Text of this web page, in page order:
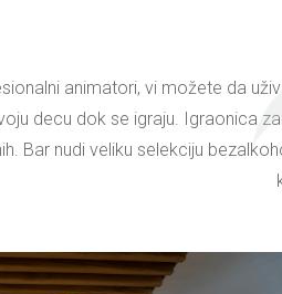
animatori, vi možete da
decu dok se igraju. Igraonica
Bar nudi veliku selekciju